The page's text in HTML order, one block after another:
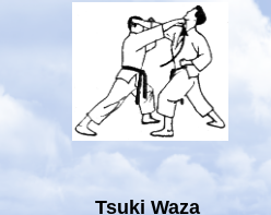
Tsuki Waza